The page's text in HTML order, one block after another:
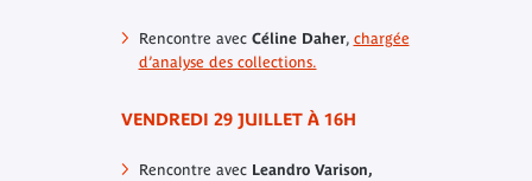
Rencontre avec Céline Daher, chargée
d’analyse des collections.
VENDREDI 29 JUILLET À 16H
Rencontre avecLeandro Varison,